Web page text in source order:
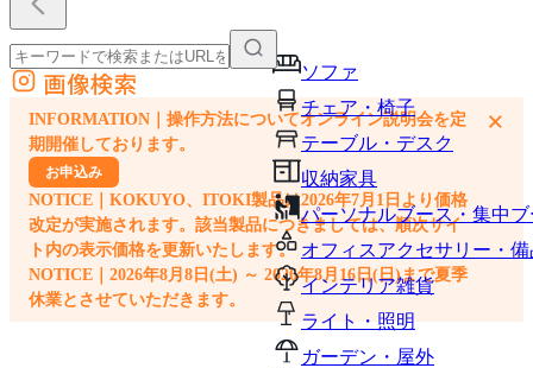
ソファ
チェア・椅子
テーブル・デスク
収納家具
パーソナルブース・集中
オフィスアクセサリー・備
インテリア雑貨
ライト・照明
ガーデン・屋外
外部サイトの商品をカートに追加
他のサイトで見つけた商品ページのURLを貼り付けて、カートに追加できます
画像検索
INFORMATION｜操作方法についてオンライン説明会を定
期開催しております。
お申込み
NOTICE｜KOKUYO、ITOKI製品は2026年7月1日より価格
改定が実施されます。該当製品につきましては、順次サイ
ト内の表示価格を更新いたします。
NOTICE｜2026年8月8日(土) ～ 2026年8月16日(日)まで夏季
休業とさせていただきます。
×